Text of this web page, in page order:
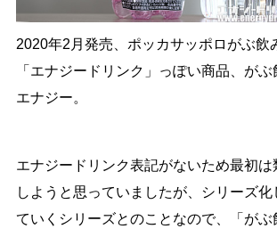
2020年2月発売、ポッカサッポロがぶ飲
「エナジードリンク」っぽい商品、が
エナジー。
エナジードリンク表記がないため最初
しようと思っていましたが、シリーズ化
ていくシリーズとのことなので、「がぶ